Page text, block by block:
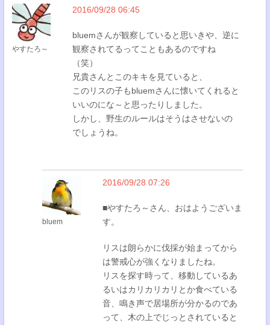
やすたろ～
2016/09/28 06:45
bluemさんが観察していると思いきや、逆に
観察されてるってこともあるのですね
（笑）
兄貴さんとこのキキを見ていると、
このリスの子もbluemさんに懐いてくれると
いいのにな～と思ったりしました。
しかし、野生のルールはそうはさせないの
でしょうね。
bluem
2016/09/28 07:26
■やすたろ～さん、おはようございま
す。
リスは朗らかに伐採が始まってから
は警戒心が強くなりましたね。
リスを探す時って、移動しているあ
るいはカリカリカリとか食べている
音、鳴き声で居場所が分かるのであ
って、木の上でじっとされていると